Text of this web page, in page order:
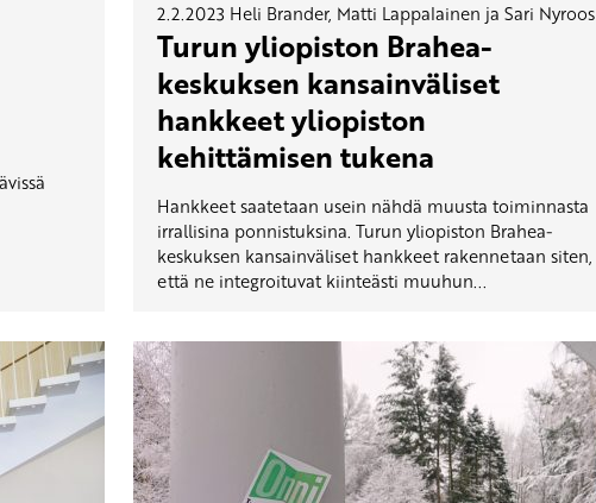
2.2.2023 Heli Brander, Matti Lappalainen ja Sari Nyroos
Turun yliopiston Brahea-
keskuksen kansainväliset
hankkeet yliopiston
kehittämisen tukena
Hankkeet saatetaan usein nähdä muusta toiminnasta
irrallisina ponnistuksina. Turun yliopiston Brahea-
keskuksen kansainväliset hankkeet rakennetaan siten,
että ne integroituvat kiinteästi muuhun...